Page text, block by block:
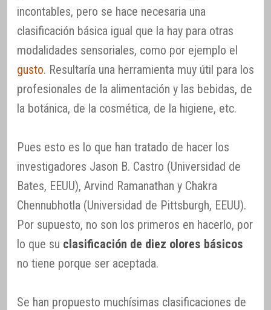
incontables, pero se hace necesaria una
clasificación básica igual que la hay para otras
modalidades sensoriales, como por ejemplo el
gusto. Resultaría una herramienta muy útil para los
profesionales de la alimentación y las bebidas, de
la botánica, de la cosmética, de la higiene, etc.
Pues esto es lo que han tratado de hacer los
investigadores Jason B. Castro (Universidad de
Bates, EEUU), Arvind Ramanathan y Chakra
Chennubhotla (Universidad de Pittsburgh, EEUU).
Por supuesto, no son los primeros en hacerlo, por
lo que su clasificación de diez olores básicos
no tiene porque ser aceptada.
Se han propuesto muchísimas clasificaciones de